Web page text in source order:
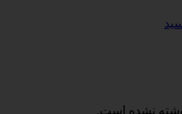
نشده است.